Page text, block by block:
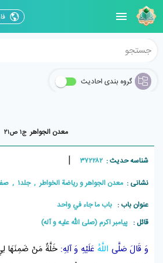
گروه بندی احادیث
معدن الجواهر ج۱ ص۲۱
شناسه حدیث : ۳۷۲۲۸۲ |
نشانی : معدن الجواهر و ریاضة الخواطر , جلد۱ , صفحه۲۱
عنوان باب : باب ما جاء في واحد
قائل : پيامبر اکرم (صلی الله علیه و آله)
وَ قَالَ صَلَّى اللَّهُ عَلَيْهِ وَ آلِهِ: خَلَّةٌ مَنْ ضَمِنَهَا